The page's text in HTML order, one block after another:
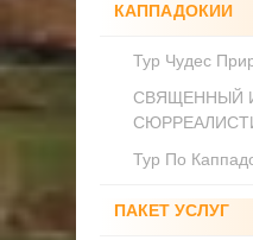
КАППАДОКИИ
Тур Чудес
СВЯЩЕННЫЙ
Тур По
ПАКЕТ УСЛУГ